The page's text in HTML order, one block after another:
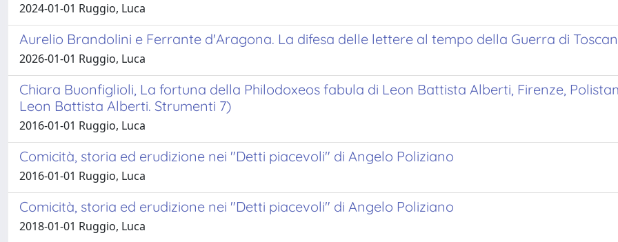
2024-01-01 Ruggio, Luca
Aurelio Brandolini e Ferrante d'Aragona. La difesa delle lettere al tempo della Guerra di
2026-01-01 Ruggio, Luca
Chiara Buonfiglioli, La fortuna della Philodoxeos fabula di Leon Battista Alberti, Firenze,
Leon Battista Alberti. Strumenti 7)
2016-01-01 Ruggio, Luca
Comicità, storia ed erudizione nei "Detti piacevoli" di Angelo Poliziano
2016-01-01 Ruggio, Luca
Comicità, storia ed erudizione nei "Detti piacevoli" di Angelo Poliziano
2018-01-01 Ruggio, Luca